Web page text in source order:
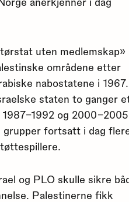
uten medlemskap»
områdene etter
nabostatene i 1967.
staten to ganger
og
fortsatt i dag
og PLO skulle sikre
Palestinerne fikk